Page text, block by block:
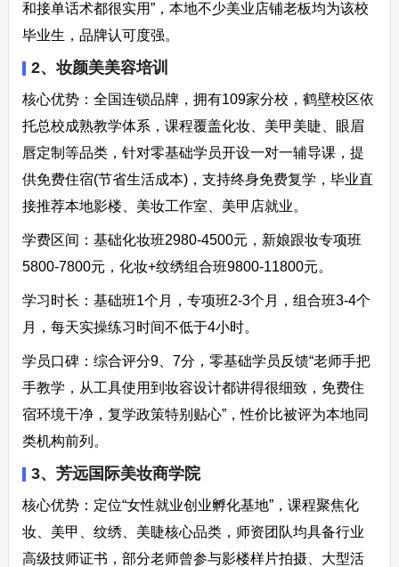
和接单话术都很实用”，本地不少美业店铺老板均为该校
毕业生，品牌认可度强。​
2、妆颜美美容培训​
核心优势：全国连锁品牌，拥有109家分校，鹤壁校区依
托总校成熟教学体系，课程覆盖化妆、美甲美睫、眼眉
唇定制等品类，针对零基础学员开设一对一辅导课，提
供免费住宿(节省生活成本)，支持终身免费复学，毕业直
接推荐本地影楼、美妆工作室、美甲店就业。​
学费区间：基础化妆班2980-4500元，新娘跟妆专项班
5800-7800元，化妆+纹绣组合班9800-11800元。​
学习时长：基础班1个月，专项班2-3个月，组合班3-4个
月，每天实操练习时间不低于4小时。​
学员口碑：综合评分9、7分，零基础学员反馈“老师手把
手教学，从工具使用到妆容设计都讲得很细致，免费住
宿环境干净，复学政策特别贴心”，性价比被评为本地同
类机构前列。​
3、芳远国际美妆商学院​
核心优势：定位“女性就业创业孵化基地”，课程聚焦化
妆、美甲、纹绣、美睫核心品类，师资团队均具备行业
高级技师证书，部分老师曾参与影楼样片拍摄、大型活